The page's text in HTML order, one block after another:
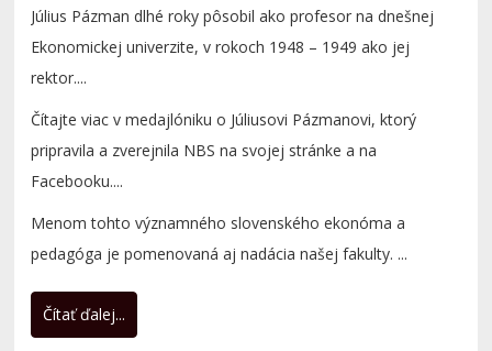
Menom tohto významného slovenského ekonóma a
pedagóga je pomenovaná aj nadácia našej fakulty. ...
Čítať ďalej...
Zimná univerziáda SR 2026
(pokračovanie)